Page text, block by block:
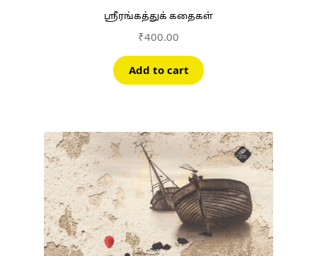
ஸ்ரீரங்கத்துக் கதைகள்
₹400.00
Add to cart